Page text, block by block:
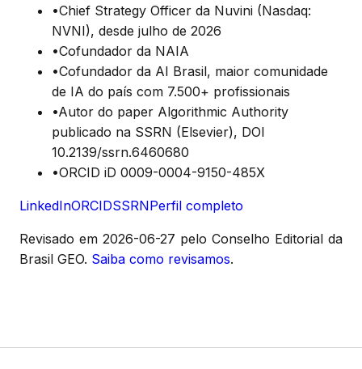
•Chief Strategy Officer da Nuvini (Nasdaq:
NVNI), desde julho de 2026
•Cofundador da NAIA
•Cofundador da AI Brasil, maior comunidade
de IA do país com 7.500+ profissionais
•Autor do paper Algorithmic Authority
publicado na SSRN (Elsevier), DOI
10.2139/ssrn.6460680
•ORCID iD 0009-0004-9150-485X
LinkedInORCIDSSRNPerfil completo
Revisado em 2026-06-27 pelo Conselho Editorial da
Brasil GEO. Saiba como revisamos.